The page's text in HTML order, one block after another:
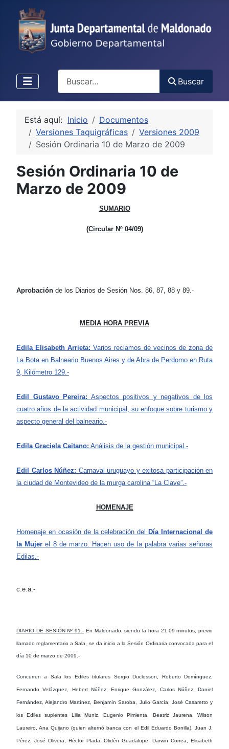
Buscar
Está aquí: Inicio
Documentos
Versiones Taquigráficas
Versiones 2009
Sesión Ordinaria 10 de Marzo de 2009
Sesión Ordinaria 10 de
Marzo de 2009
SUMARIO
(Circular Nº 04/09)
Aprobación de los Diarios de Sesión Nos. 86, 87, 88 y 89.-
MEDIA HORA PREVIA
Edila Elisabeth Arrieta: Varios reclamos de vecinos de zona de
La Bota en Balneario Buenos Aires y de Abra de Perdomo en Ruta
9, Kilómetro 129.-
Edil Gustavo Pereira: Aspectos positivos y negativos de los
cuatro años de la actividad municipal, su enfoque sobre turismo y
aspecto general del balneario.-
Edila Graciela Caitano: Análisis de la gestión municipal.-
Edil Carlos Núñez: Carnaval uruguayo y exitosa participación en
la ciudad de Montevideo de la murga carolina “La Clave”.-
HOMENAJE
Homenaje en ocasión de la celebración delDía Internacional de
la Mujer el 8 de marzo. Hacen uso de la palabra varias señoras
Edilas.-
c.e.a.-
DIARIO DE SESIÓN Nº 91.- En Maldonado, siendo la hora 21:09 minutos, previo
llamado reglamentario a Sala, se da inicio a la Sesión Ordinaria convocada para el
día 10 de marzo de 2009.-
Concurren a Sala los Ediles titulares Sergio Duclosson, Roberto Domínguez,
Fernando Velázquez, Hebert Núñez, Enrique González, Carlos Núñez, Daniel
Fernández, Alejandro Martínez, Benjamín Saroba, Julio García, José Casaretto y
los Ediles suplentes Lilia Muniz, Eugenio Pimienta, Beatriz Jaurena, Wilson
Laureiro, Ana Quijano (quien alternó banca con el Edil Eduardo Bonilla), Juan J.
Pérez, José Olivera, Héctor Plada, Olidén Guadalupe, Darwin Correa, Elisabeth